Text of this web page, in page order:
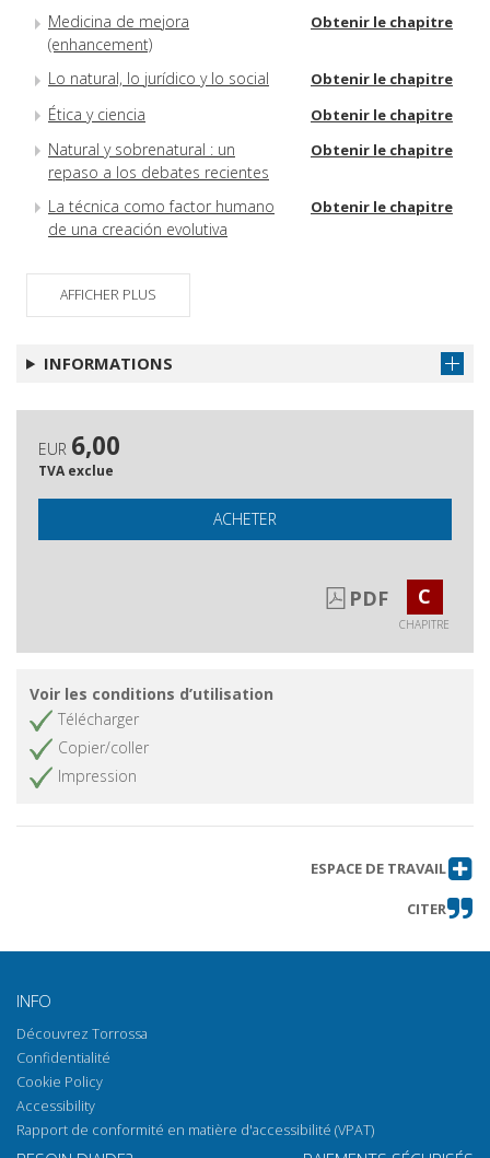
Medicina de mejora
(enhancement)
Obtenir le chapitre
Lo natural, lo jurídico y lo social Obtenir le chapitre
Ética y ciencia Obtenir le chapitre
Natural y sobrenatural : un
repaso a los debates recientes
Obtenir le chapitre
La técnica como factor humano
de una creación evolutiva
Obtenir le chapitre
AFFICHER PLUS
INFORMATIONS
EUR 6,00
TVA exclue
ACHETER
PDF C
CHAPITRE
Voir les conditions d’utilisation
Télécharger
Copier/coller
Impression
ESPACE DE TRAVAIL
CITER
INFO
Découvrez Torrossa
Confidentialité
Cookie Policy
Accessibility
Rapport de conformité en matière d'accessibilité (VPAT)